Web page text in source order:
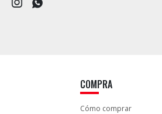
COMPRA
Cómo comprar
 